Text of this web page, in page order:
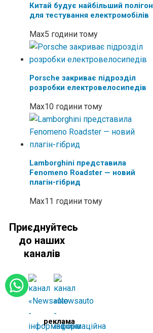
Китай будує найбільший полігон
для тестування електромобілів
Max5 години тому
Porsche закриває підрозділ
розробки електровелосипедів
Max10 години тому
Lamborghini представила
Fenomeno Roadster — новий
плагін-гібрид
Max11 години тому
Приєднуйтесь
до наших
каналів
реклама